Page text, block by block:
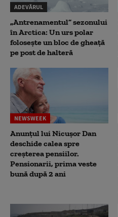
ADEVĂRUL
„Antrenamentul” sezonului
în Arctica: Un urs polar
folosește un bloc de gheață
pe post de halteră
NEWSWEEK
Anunțul lui Nicușor Dan
deschide calea spre
creșterea pensiilor.
Pensionarii, prima veste
bună după 2 ani